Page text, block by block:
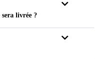
livrée ?